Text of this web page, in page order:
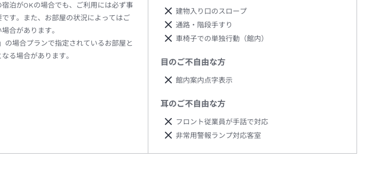
泊がOKの場合でも、ご利用には必ず事
す。また、お部屋の状況によってはご
合があります。
の場合プランで指定されているお部屋と
る場合があります。
建物入り口のスロープ
通路・階段手すり
車椅子での単独行動（館内）
目のご不自由な方
館内案内点字表示
耳のご不自由な方
フロント従業員が手話で対応
非常用警報ランプ対応客室